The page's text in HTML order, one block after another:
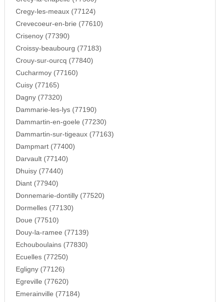
Cregy-les-meaux (77124)
Crevecoeur-en-brie (77610)
Crisenoy (77390)
Croissy-beaubourg (77183)
Crouy-sur-ourcq (77840)
Cucharmoy (77160)
Cuisy (77165)
Dagny (77320)
Dammarie-les-lys (77190)
Dammartin-en-goele (77230)
Dammartin-sur-tigeaux (77163)
Dampmart (77400)
Darvault (77140)
Dhuisy (77440)
Diant (77940)
Donnemarie-dontilly (77520)
Dormelles (77130)
Doue (77510)
Douy-la-ramee (77139)
Echouboulains (77830)
Ecuelles (77250)
Egligny (77126)
Egreville (77620)
Emerainville (77184)